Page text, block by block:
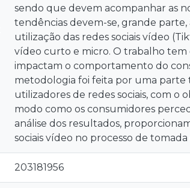
sendo que devem acompanhar as
tendências devem-se, grande parte,
utilização das redes sociais vídeo
vídeo curto e micro. O trabalho tem
impactam o comportamento do
metodologia foi feita por uma parte
utilizadores de redes sociais, com o
modo como os consumidores
análise dos resultados,
sociais vídeo no processo de
203181956